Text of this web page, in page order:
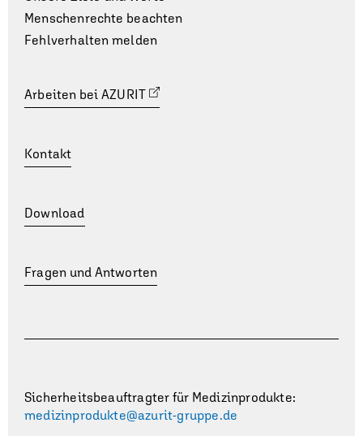
Menschenrechte beachten
Fehlverhalten melden
Arbeiten bei AZURIT
Kontakt
Download
Fragen und Antworten
Sicherheitsbeauftragter für Medizinprodukte:
medizinprodukte@azurit-gruppe.de